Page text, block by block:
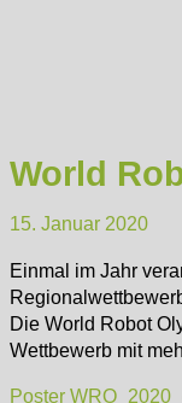
World
15. Januar 2020
Einmal im Jahr
Die World Robot
Wettbewerb mit
Poster